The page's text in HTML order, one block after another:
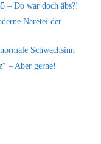
– Do war doch äbs?!
Naretei der
Schwachsinn
– Aber gerne!